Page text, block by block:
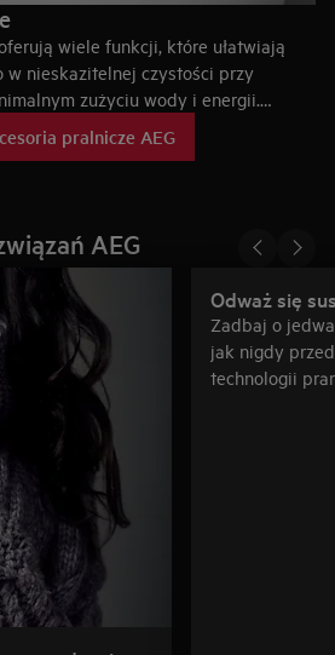
wiele funkcji, które ułatwiają
w nieskazitelnej czystości przy
zużyciu wody i energii.
w dziedzinie prania nie kończą się
– oferujemy również akcesoria
z praniem, podwyższając
ułatwiającej wkładanie i
pralnicze AEG
AEG
Odważ się
Zadbaj o
jak nigdy
technologii